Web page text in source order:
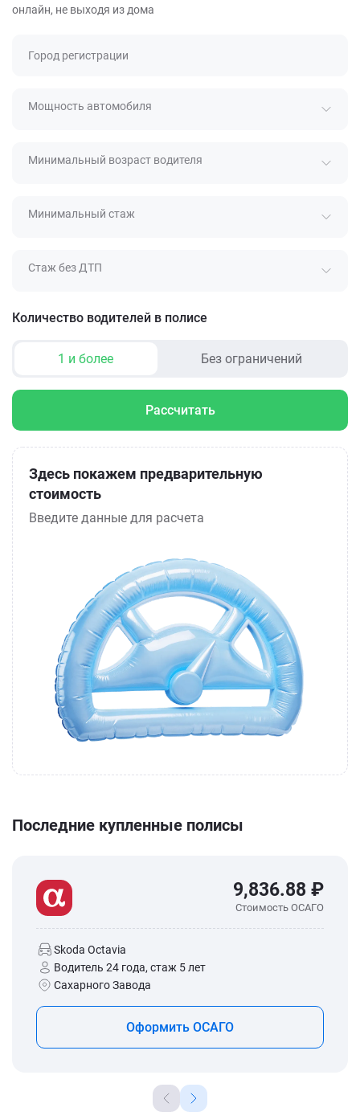
онлайн, не выходя из дома
Город регистрации
Мощность автомобиля
Минимальный возраст водителя
Минимальный стаж
Стаж без ДТП
Количество водителей в полисе
1 и более Без ограничений
Рассчитать
Здесь покажем предварительную
стоимость
Введите данные для расчета
Последние купленные полисы
9,836.88 ₽
Стоимость ОСАГО
Skoda Octavia
Водитель 24 года, стаж 5 лет
Сахарного Завода
Оформить ОСАГО